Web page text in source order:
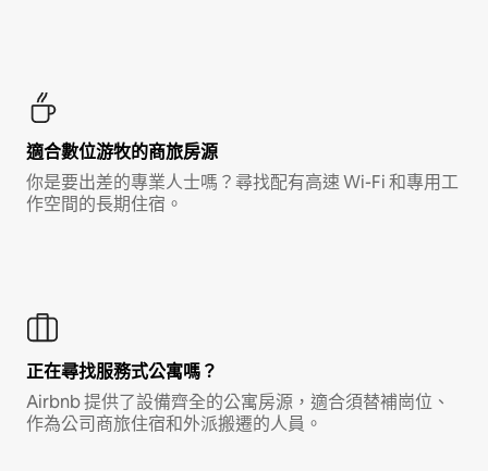
適合數位游牧的商旅房源
你是要出差的專業人士嗎？尋找配有高速 Wi-Fi 和專用工
作空間的長期住宿。
正在尋找服務式公寓嗎？
Airbnb 提供了設備齊全的公寓房源，適合須替補崗位、
作為公司商旅住宿和外派搬遷的人員。